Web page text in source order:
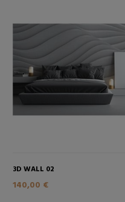
3D WALL 02
140,00 €